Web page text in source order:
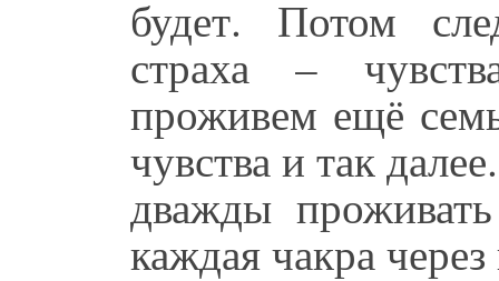
будет. Потом
страха –
проживем ещё
чувства и так
дважды
каждая чакра